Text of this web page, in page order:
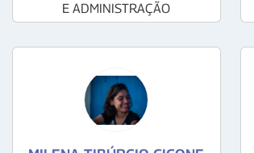
E ADMINISTRAÇÃO